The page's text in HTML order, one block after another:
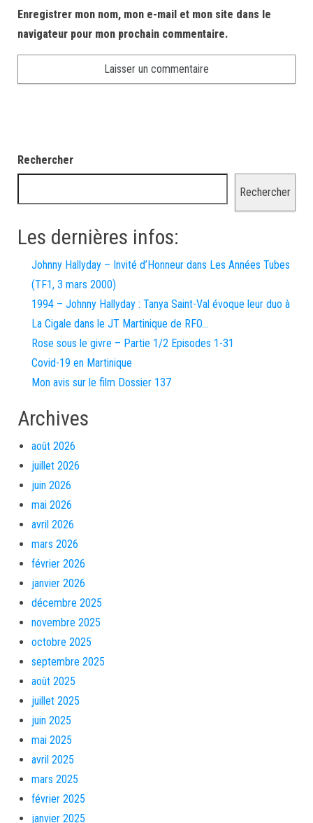
Enregistrer mon nom, mon e-mail et mon site dans le
navigateur pour mon prochain commentaire.
Rechercher
Rechercher
Les dernières infos:
Johnny Hallyday – Invité d’Honneur dans Les Années Tubes
(TF1, 3 mars 2000)
1994 – Johnny Hallyday : Tanya Saint-Val évoque leur duo à
La Cigale dans le JT Martinique de RFO…
Rose sous le givre – Partie 1/2 Episodes 1-31
Covid-19 en Martinique
Mon avis sur le film Dossier 137
Archives
août 2026
juillet 2026
juin 2026
mai 2026
avril 2026
mars 2026
février 2026
janvier 2026
décembre 2025
novembre 2025
octobre 2025
septembre 2025
août 2025
juillet 2025
juin 2025
mai 2025
avril 2025
mars 2025
février 2025
janvier 2025